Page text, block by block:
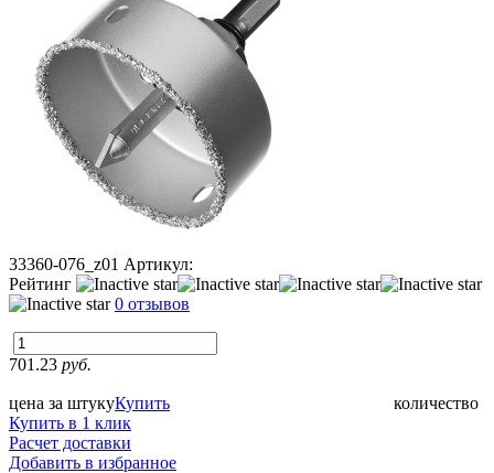
33360-076_z01 Артикул:
Рейтинг
0 отзывов
701.23 руб.
цена за штуку количество
Купить
Купить в 1 клик
Расчет доставки
Добавить в избранное